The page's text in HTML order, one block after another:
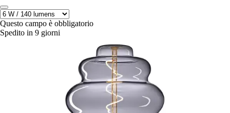
Questo campo è obbligatorio
Spedito in 9 giorni